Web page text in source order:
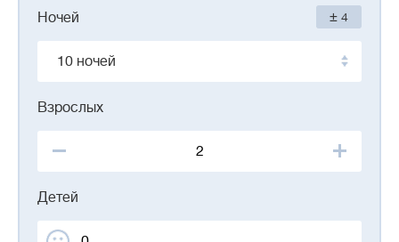
Ночей ± 4
10 ночей
Взрослых
Детей